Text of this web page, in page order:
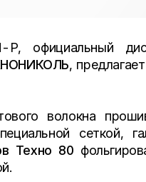
официальный
, предлагает
волокна
сеткой,
Техно 80